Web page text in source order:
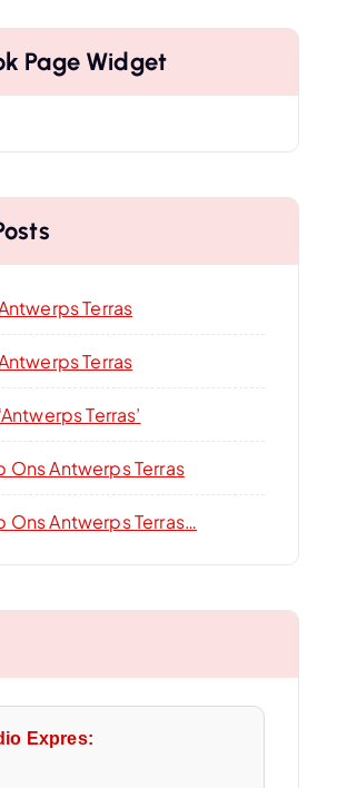
Page Widget
Terras
Terras
Terras’
Antwerps Terras
Antwerps Terras…
Expres: